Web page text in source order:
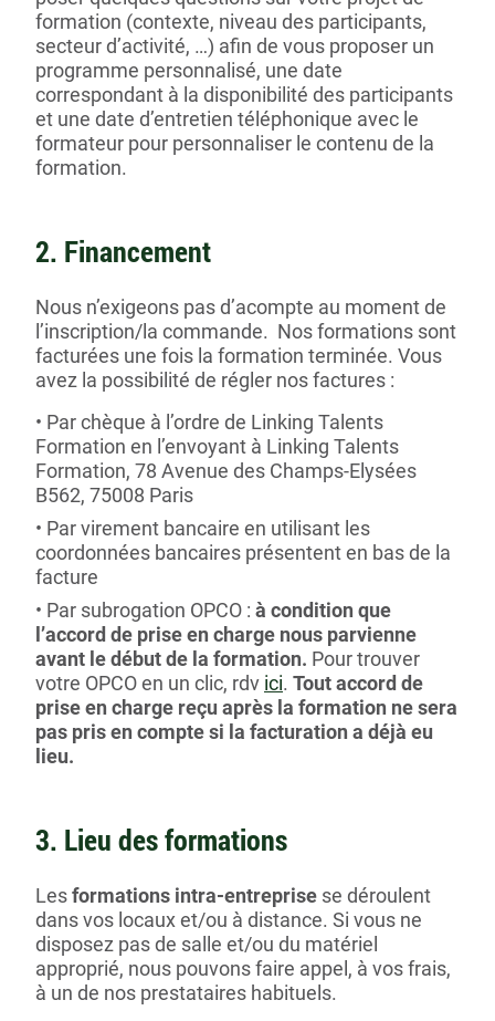
formation (contexte, niveau des participants,
secteur d’activité, …) afin de vous proposer un
programme personnalisé, une date
correspondant à la disponibilité des participants
et une date d’entretien téléphonique avec le
formateur pour personnaliser le contenu de la
formation.
2. Financement
Nous n’exigeons pas d’acompte au moment de
l’inscription/la commande. Nos formations sont
facturées une fois la formation terminée. Vous
avez la possibilité de régler nos factures :
Par chèque à l’ordre de Linking Talents
Formation en l’envoyant à Linking Talents
Formation, 78 Avenue des Champs-Elysées
B562, 75008 Paris
Par virement bancaire en utilisant les
coordonnées bancaires présentent en bas de la
facture
Par subrogation OPCO : à condition que
l’accord de prise en charge nous parvienne
avant le début de la formation. Pour trouver
votre OPCO en un clic, rdv ici. Tout accord de
prise en charge reçu après la formation ne sera
pas pris en compte si la facturation a déjà eu
lieu.
3. Lieu des formations
Lesformations intra-entreprise se déroulent
dans vos locaux et/ou à distance. Si vous ne
disposez pas de salle et/ou du matériel
approprié, nous pouvons faire appel, à vos frais,
à un de nos prestataires habituels.